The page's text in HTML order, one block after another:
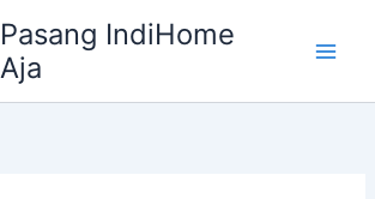
Pasang IndiHome
Aja